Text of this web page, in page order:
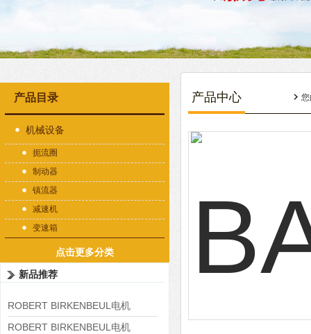
产品目录
机械设备
扼流圈
制动器
镇流器
减速机
变速箱
点击更多分类
新品推荐
ROBERT BIRKENBEUL电机
8APE225M-4-IE3
ROBERT BIRKENBEUL电机
产品中心